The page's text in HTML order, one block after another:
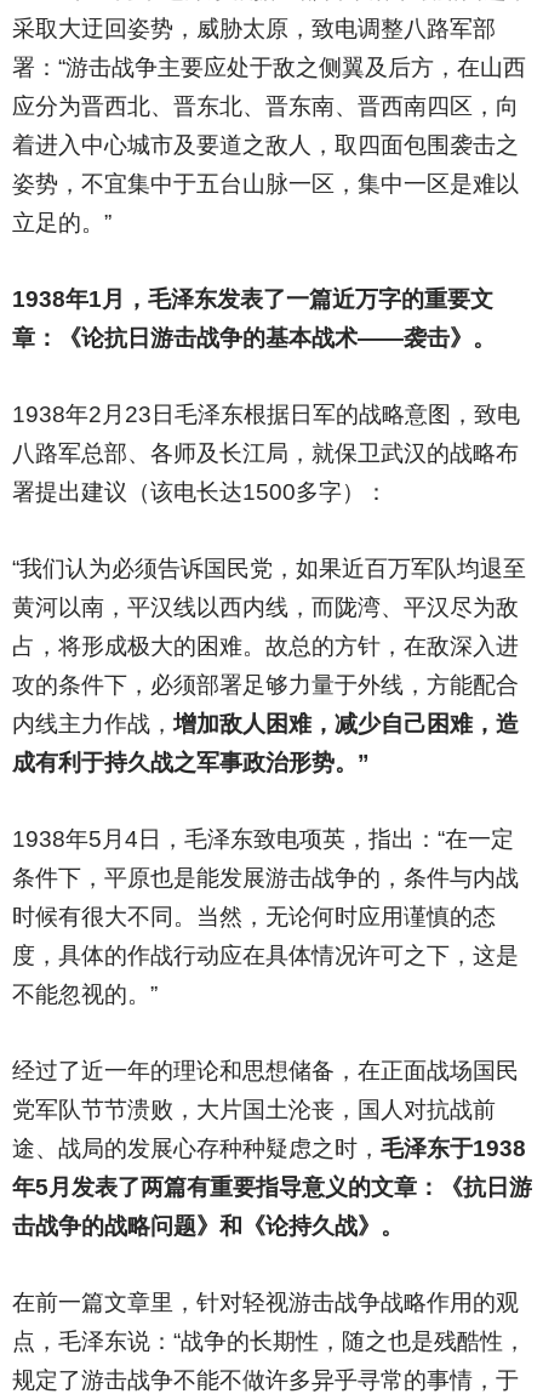
采取大迂回姿势，威胁太原，致电调整八路军部
署：“游击战争主要应处于敌之侧翼及后方，在山西
应分为晋西北、晋东北、晋东南、晋西南四区，向
着进入中心城市及要道之敌人，取四面包围袭击之
姿势，不宜集中于五台山脉一区，集中一区是难以
立足的。”
1938年1月，毛泽东发表了一篇近万字的重要文
章：《论抗日游击战争的基本战术——袭击》。
1938年2月23日毛泽东根据日军的战略意图，致电
八路军总部、各师及长江局，就保卫武汉的战略布
署提出建议（该电长达1500多字）：
“我们认为必须告诉国民党，如果近百万军队均退至
黄河以南，平汉线以西内线，而陇湾、平汉尽为敌
占，将形成极大的困难。故总的方针，在敌深入进
攻的条件下，必须部署足够力量于外线，方能配合
内线主力作战，增加敌人困难，减少自己困难，造
成有利于持久战之军事政治形势。”
1938年5月4日，毛泽东致电项英，指出：“在一定
条件下，平原也是能发展游击战争的，条件与内战
时候有很大不同。当然，无论何时应用谨慎的态
度，具体的作战行动应在具体情况许可之下，这是
不能忽视的。”
经过了近一年的理论和思想储备，在正面战场国民
党军队节节溃败，大片国土沦丧，国人对抗战前
途、战局的发展心存种种疑虑之时， 毛泽东于1938
年5月发表了两篇有重要指导意义的文章：《抗日游
击战争的战略问题》和《论持久战》。
在前一篇文章里，针对轻视游击战争战略作用的观
点，毛泽东说：“战争的长期性，随之也是残酷性，
规定了游击战争不能不做许多异乎寻常的事情，于